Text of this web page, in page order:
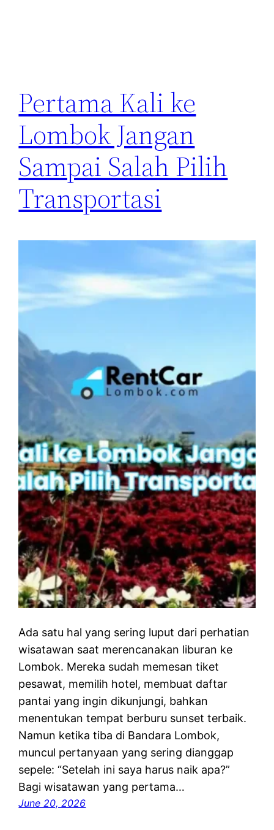
Pertama Kali ke
Lombok Jangan
Sampai Salah Pilih
Transportasi
Ada satu hal yang sering luput dari perhatian
wisatawan saat merencanakan liburan ke
Lombok. Mereka sudah memesan tiket
pesawat, memilih hotel, membuat daftar
pantai yang ingin dikunjungi, bahkan
menentukan tempat berburu sunset terbaik.
Namun ketika tiba di Bandara Lombok,
muncul pertanyaan yang sering dianggap
sepele: “Setelah ini saya harus naik apa?”
Bagi wisatawan yang pertama…
June 20, 2026